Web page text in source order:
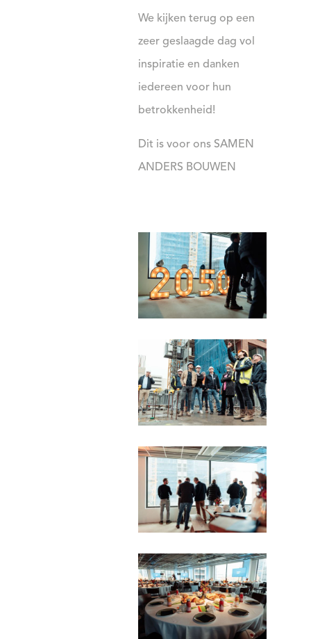
We kijken terug op een
zeer geslaagde dag vol
inspiratie en danken
iedereen voor hun
betrokkenheid!
Dit is voor ons SAMEN
ANDERS BOUWEN